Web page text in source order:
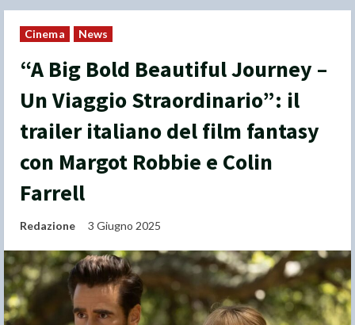
Cinema News
“A Big Bold Beautiful Journey –
Un Viaggio Straordinario”: il
trailer italiano del film fantasy
con Margot Robbie e Colin
Farrell
Redazione 3 Giugno 2025